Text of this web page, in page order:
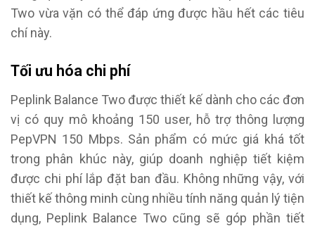
Two vừa vặn có thể đáp ứng được hầu hết các tiêu
chí này.
Tối ưu hóa chi phí
Peplink Balance Two được thiết kế dành cho các đơn
vị có quy mô khoảng 150 user, hỗ trợ thông lượng
PepVPN 150 Mbps. Sản phẩm có mức giá khá tốt
trong phân khúc này, giúp doanh nghiệp tiết kiệm
được chi phí lắp đặt ban đầu. Không những vậy, với
thiết kế thông minh cùng nhiều tính năng quản lý tiện
dụng, Peplink Balance Two cũng sẽ góp phần tiết